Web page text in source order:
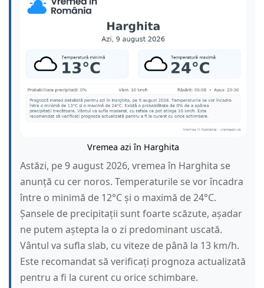
Vremea azi în Harghita
Astăzi, pe 9 august 2026, vremea în Harghita se
anunță cu cer noros. Temperaturile se vor încadra
între o minimă de 12°C și o maximă de 24°C.
Șansele de precipitații sunt foarte scăzute, așadar
ne putem aștepta la o zi predominant uscată.
Vântul va sufla slab, cu viteze de până la 13 km/h.
Este recomandat să verificați prognoza actualizată
pentru a fi la curent cu orice schimbare.